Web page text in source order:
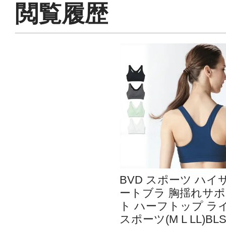
閲覧履歴
BVD スポーツ ハイ
ートブラ 胸揺れサ
ト ハーフトップ ラ
スポーツ(M L